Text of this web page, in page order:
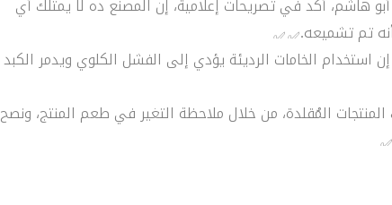
هاشم، أكد في تصريحات إعلامية، إن المصنع ده لا يمتلك أي
تم تشميعه.
استخدام الخامات الرديئة يؤدي إلى الفشل الكلوي ويدمر الكبد
المُقلدة، من خلال ملاحظة التغير في طعم المنتج، ونصح